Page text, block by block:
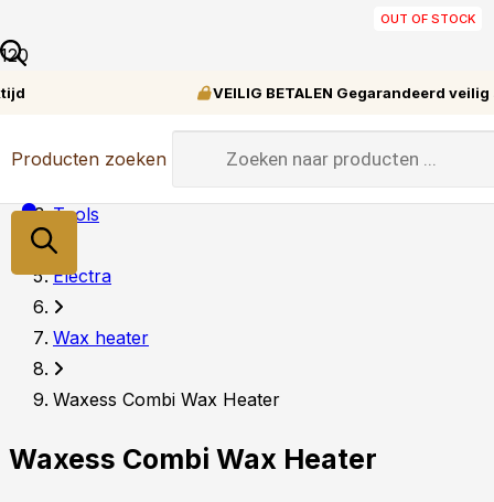
VEILIG BETALEN Gegarandeerd veilig shoppen
Producten zoeken
Home
Tools
Electra
Wax heater
Waxess Combi Wax Heater
Waxess Combi Wax Heater
IN STOCK
IN STOCK
IN STOCK
IN STOCK
OUT OF STOCK
IN STOCK
IN STOCK
IN STOCK
OUT OF STOCK
OUT OF STOCK